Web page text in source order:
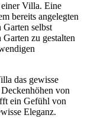
Villa. Eine
bereits angelegten
selbst
zu gestalten
das gewisse
von
ein Gefühl von
Eleganz.